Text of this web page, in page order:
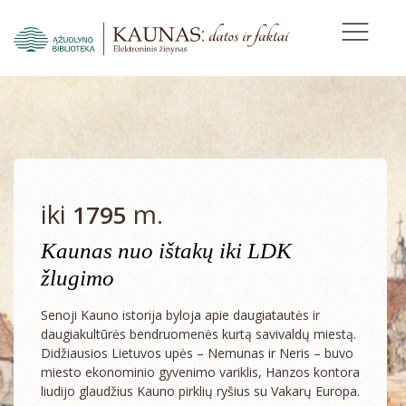
iki 1795 m.
Kaunas nuo ištakų iki LDK
žlugimo
Senoji Kauno istorija byloja apie daugiatautės ir
daugiakultūrės bendruomenės kurtą savivaldų miestą.
Didžiausios Lietuvos upės – Nemunas ir Neris – buvo
miesto ekonominio gyvenimo variklis, Hanzos kontora
liudijo glaudžius Kauno pirklių ryšius su Vakarų Europa.